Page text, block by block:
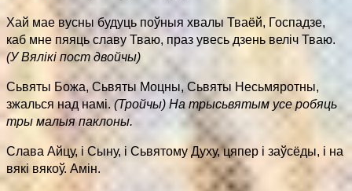
Хай мае вусны будуць поўныя хвалы Тваёй, Госпадзе,
каб мне пяяць славу Тваю, праз увесь дзень веліч Тваю.
(У Вялікі пост двойчы)
Сьвяты Божа, Сьвяты Моцны, Сьвяты Несьмяротны,
зжалься над намі.(Тройчы) На трысьвятым усе робяць
тры малыя паклоны.
Слава Айцу, і Сыну, і Сьвятому Духу, цяпер і заўсёды, і на
вякі вякоў. Амін.